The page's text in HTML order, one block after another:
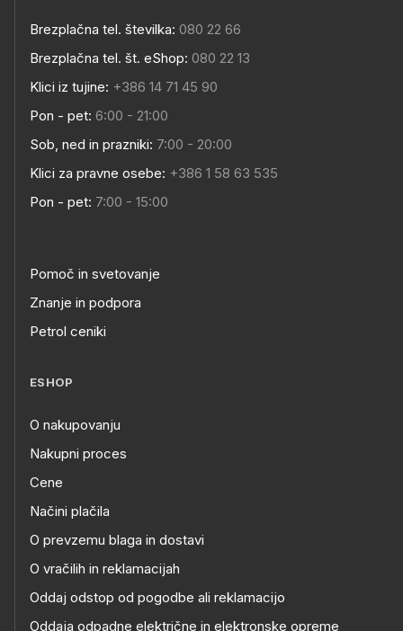
Brezplačna tel. številka: 080 22 66
Brezplačna tel. št. eShop: 080 22 13
Klici iz tujine: +386 14 71 45 90
Pon - pet: 6:00 - 21:00
Sob, ned in prazniki: 7:00 - 20:00
Klici za pravne osebe: +386 1 58 63 535
Pon - pet: 7:00 - 15:00
Pomoč in svetovanje
Znanje in podpora
Petrol ceniki
ESHOP
O nakupovanju
Nakupni proces
Cene
Načini plačila
O prevzemu blaga in dostavi
O vračilih in reklamacijah
Oddaj odstop od pogodbe ali reklamacijo
Oddaja odpadne električne in elektronske opreme